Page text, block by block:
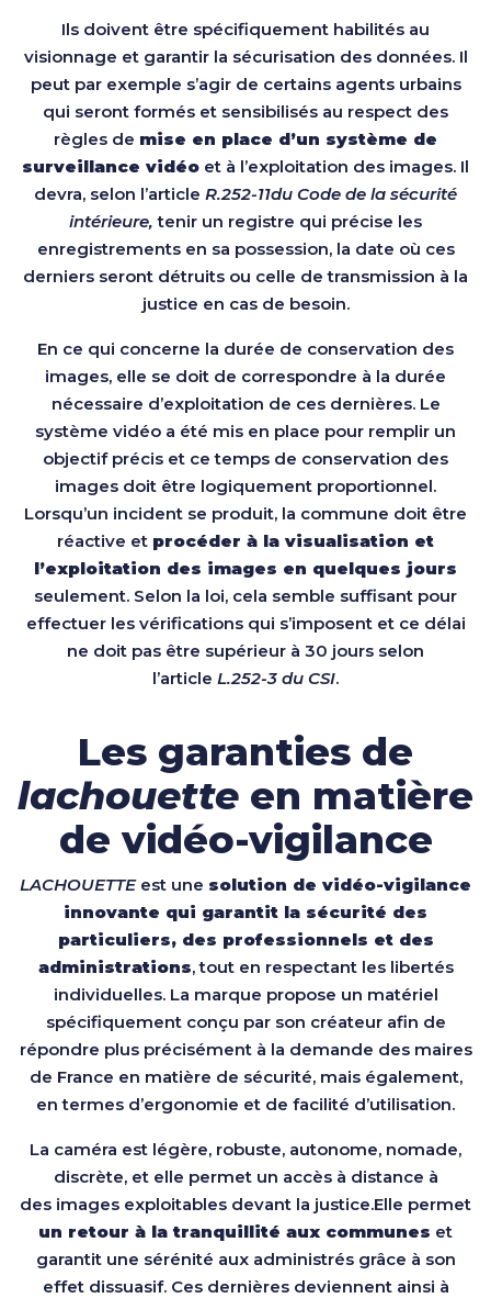
Ils doivent être spécifiquement habilités au
visionnage et garantir la sécurisation des données. Il
peut par exemple s’agir de certains agents urbains
qui seront formés et sensibilisés au respect des
règles de mise en place d’un système de
surveillance vidéo et à l’exploitation des images. Il
devra, selon l’article R.252-11du Code de la sécurité
intérieure, tenir un registre qui précise les
enregistrements en sa possession, la date où ces
derniers seront détruits ou celle de transmission à la
justice en cas de besoin.
En ce qui concerne la durée de conservation des
images, elle se doit de correspondre à la durée
nécessaire d’exploitation de ces dernières. Le
système vidéo a été mis en place pour remplir un
objectif précis et ce temps de conservation des
images doit être logiquement proportionnel.
Lorsqu’un incident se produit, la commune doit être
réactive et procéder à la visualisation et
l’exploitation des images en quelques jours
seulement. Selon la loi, cela semble suffisant pour
effectuer les vérifications qui s’imposent et ce délai
ne doit pas être supérieur à 30 jours selon
l’article L.252-3 du CSI.
Les garanties de
lachouette en matière
de vidéo-vigilance
LACHOUETTE est une solution de vidéo-vigilance
innovante qui garantit la sécurité des
particuliers, des professionnels et des
administrations, tout en respectant les libertés
individuelles. La marque propose un matériel
spécifiquement conçu par son créateur afin de
répondre plus précisément à la demande des maires
de France en matière de sécurité, mais également,
en termes d’ergonomie et de facilité d’utilisation.
La caméra est légère, robuste, autonome, nomade,
discrète, et elle permet un accès à distance à
des images exploitables devant la justice.Elle permet
un retour à la tranquillité aux communes et
garantit une sérénité aux administrés grâce à son
effet dissuasif. Ces dernières deviennent ainsi à